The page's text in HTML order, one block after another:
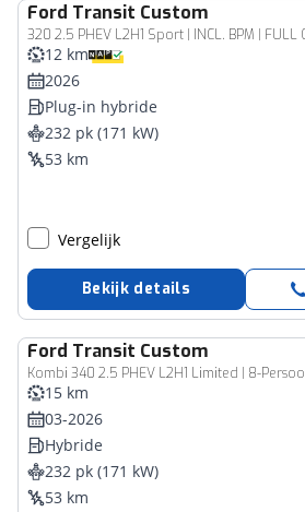
Ford Transit Custom
320 2.5 PHEV L2H1 Sport | INCL. BPM | FULL
Bedrijfswagen
12 km
2026
Plug-in hybride
232 pk (171 kW)
53 km
Vergelijk
Bekijk details
Ford Transit Custom
Kombi 340 2.5 PHEV L2H1 Limited | 8-
15 km
03-2026
Hybride
232 pk (171 kW)
53 km